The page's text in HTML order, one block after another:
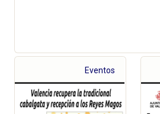
Eventos